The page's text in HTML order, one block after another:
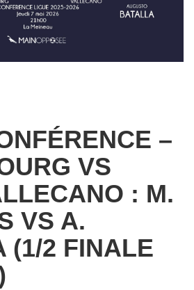
–
VS
: M.
VS A.
(1/2 FINALE